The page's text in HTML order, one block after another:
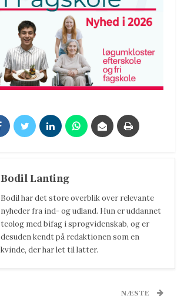
Bodil Lanting
Bodil har det store overblik over relevante
nyheder fra ind- og udland. Hun er uddannet
teolog med bifag i sprogvidenskab, og er
desuden kendt på redaktionen som en
kvinde, der har let til latter.
NÆSTE